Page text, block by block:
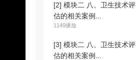
[2] 模块二 八、卫生技术评
估的相关案例...
1149播放
[3] 模块二 八、卫生技术评
估的相关案例...